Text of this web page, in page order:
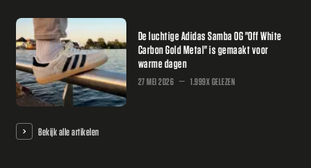
De luchtige Adidas Samba OG "Off White
Carbon Gold Metal" is gemaakt voor
warme dagen
27 MEI 2026 1.999X GELEZEN
Bekijk alle artikelen